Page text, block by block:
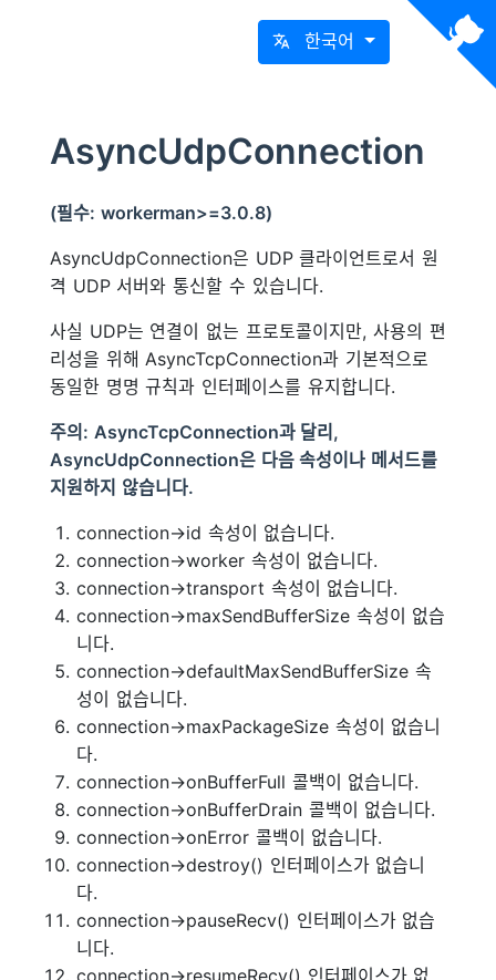
한국어
AsyncUdpConnection
(필수: workerman>=3.0.8)
AsyncUdpConnection은 UDP 클라이언트로서 원
격 UDP 서버와 통신할 수 있습니다.
사실 UDP는 연결이 없는 프로토콜이지만, 사용의 편
리성을 위해 AsyncTcpConnection과 기본적으로
동일한 명명 규칙과 인터페이스를 유지합니다.
주의: AsyncTcpConnection과 달리,
AsyncUdpConnection은 다음 속성이나 메서드를
지원하지 않습니다.
connection->id 속성이 없습니다.
connection->worker 속성이 없습니다.
connection->transport 속성이 없습니다.
connection->maxSendBufferSize 속성이 없습
니다.
connection->defaultMaxSendBufferSize 속
성이 없습니다.
connection->maxPackageSize 속성이 없습니
다.
connection->onBufferFull 콜백이 없습니다.
connection->onBufferDrain 콜백이 없습니다.
connection->onError 콜백이 없습니다.
connection->destroy() 인터페이스가 없습니
다.
connection->pauseRecv() 인터페이스가 없습
니다.
connection->resumeRecv() 인터페이스가 없